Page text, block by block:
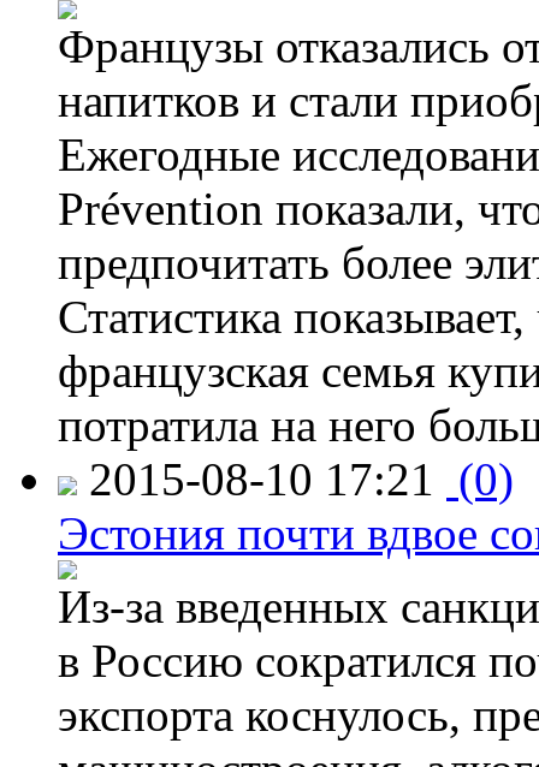
Французы отказались
напитков и стали
Ежегодные
Prévention показали,
предпочитать более
Статистика
французская семья
потратила на него
2015-08-10 17:21 (0)
Эстония почти вдвое
Из-за введенных
в Россию сократился
экспорта коснулось,